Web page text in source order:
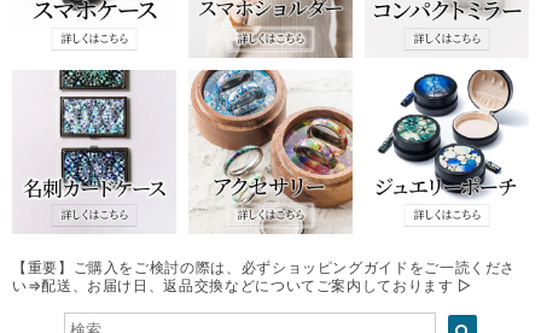
【重要】ご購入をご検討の際は、必ずショッピングガイドをご一読くださ
い⇒配送、お届け日、返品交換などについてご案内しております ▷